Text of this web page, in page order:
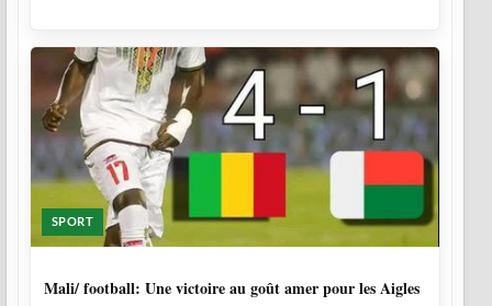
SPORT
Mali/ football: Une victoire au goût amer pour les Aigles